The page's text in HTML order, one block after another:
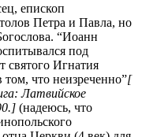
епископ
Петра и Павла, но
“Иоанн
под
святого Игнатия
что неизреченно”[
Латвийское
(надеюсь, что